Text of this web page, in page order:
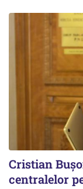
Cristian
centralelor